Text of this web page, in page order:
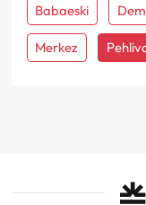
Babaeski
Merkez